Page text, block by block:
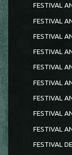
FESTIVAL
FESTIVAL
FESTIVAL
FESTIVAL
FESTIVAL
FESTIVAL
FESTIVAL
FESTIVAL
FESTIVAL
FESTIVAL